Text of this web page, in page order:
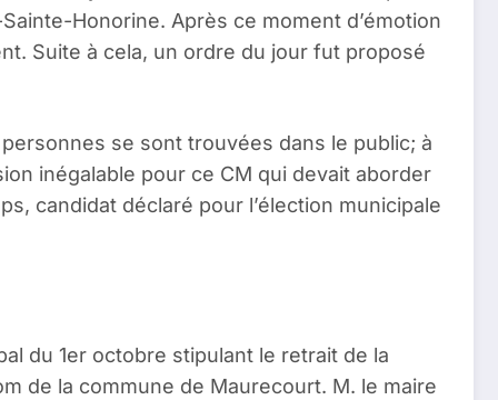
Honorine. Après ce moment d’émotion
Suite à cela, un ordre du jour fut proposé
se sont trouvées dans le public; à
inégalable pour ce CM qui devait aborder
candidat déclaré pour l’élection municipale
du 1er octobre stipulant le retrait de la
de la commune de Maurecourt. M. le maire